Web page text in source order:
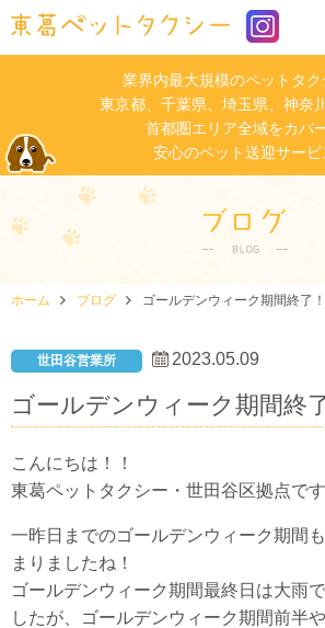
業界内最大規模のペットタク
東京都、千葉県、埼玉県、神奈
首都圏エリア全域をカバー
安心のペット送迎サービ
ホーム ブログ ゴールデンウィーク期間終了！
世田谷営業所 2023.05.09
ゴールデンウィーク期間終
こんにちは！！
東葛ペットタクシー・世田谷区拠点です
一昨日までのゴールデンウィーク期間
まりましたね！
ゴールデンウィーク期間最終日は大雨
したが、ゴールデンウィーク期間前半